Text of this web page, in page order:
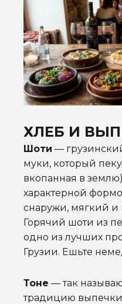
ХЛЕБ И
Шоти —
муки, который
вкопанная в
характерной
снаружи, мягкий и
Горячий шоти из
одно из лучших
Грузии. Ешьте
Тоне — так
традицию